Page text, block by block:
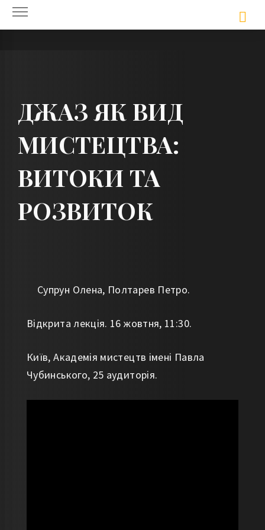
Skip
ДЖАЗ ЯК ВИД
МИСТЕЦТВА:
ВИТОКИ ТА
РОЗВИТОК
Супрун Олена, Полтарев Петро.
Відкрита лекція. 16 жовтня, 11:30.
Київ, Академія мистецтв імені Павла
Чубинського, 25 аудиторія.